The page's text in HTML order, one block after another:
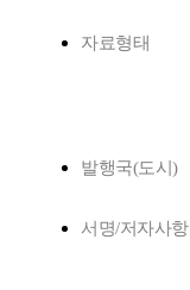
자료형태
발행국(도시)
서명/저자사항